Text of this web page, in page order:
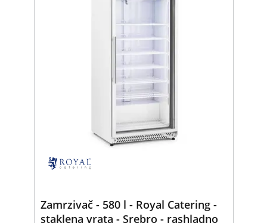
Zamrzivač - 580 l - Royal Catering -
staklena vrata - Srebro - rashladno